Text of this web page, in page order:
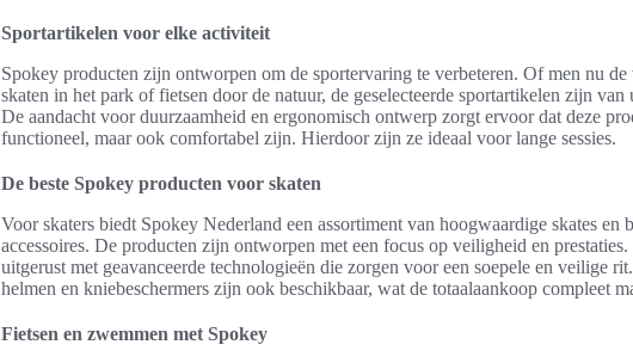
Sportartikelen voor elke activiteit
Spokey producten zijn ontworpen om de sportervaring te verbeteren. Of men nu de
skaten in het park of fietsen door de natuur, de geselecteerde sportartikelen zijn
De aandacht voor duurzaamheid en ergonomisch ontwerp zorgt ervoor dat deze
functioneel, maar ook comfortabel zijn. Hierdoor zijn ze ideaal voor lange sessies.
De beste Spokey producten voor skaten
Voor skaters biedt Spokey Nederland een assortiment van hoogwaardige skates en
accessoires. De producten zijn ontworpen met een focus op veiligheid en
uitgerust met geavanceerde technologieën die zorgen voor een soepele en veilige
helmen en kniebeschermers zijn ook beschikbaar, wat de totaalaankoop compleet
Fietsen en zwemmen met Spokey